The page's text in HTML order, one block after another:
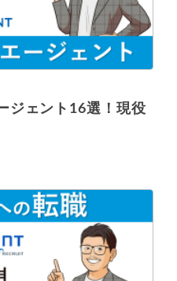
ジェント16選！現役